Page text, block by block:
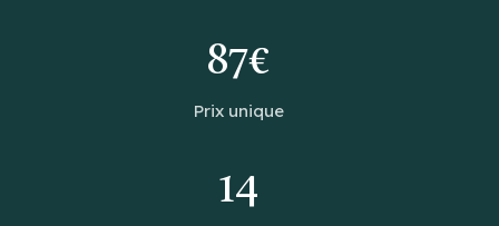
87€
Prix unique
14